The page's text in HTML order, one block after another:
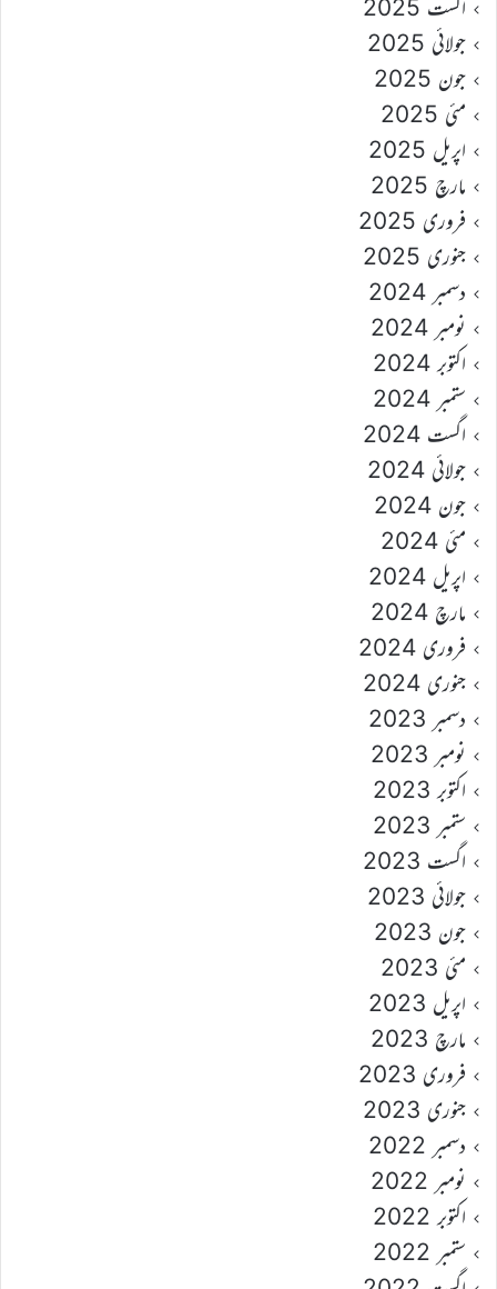
اگست 2025
جولائی 2025
جون 2025
مئی 2025
اپریل 2025
مارچ 2025
فروری 2025
جنوری 2025
دسمبر 2024
نومبر 2024
اکتوبر 2024
ستمبر 2024
اگست 2024
جولائی 2024
جون 2024
مئی 2024
اپریل 2024
مارچ 2024
فروری 2024
جنوری 2024
دسمبر 2023
نومبر 2023
اکتوبر 2023
ستمبر 2023
اگست 2023
جولائی 2023
جون 2023
مئی 2023
اپریل 2023
مارچ 2023
فروری 2023
جنوری 2023
دسمبر 2022
نومبر 2022
اکتوبر 2022
ستمبر 2022